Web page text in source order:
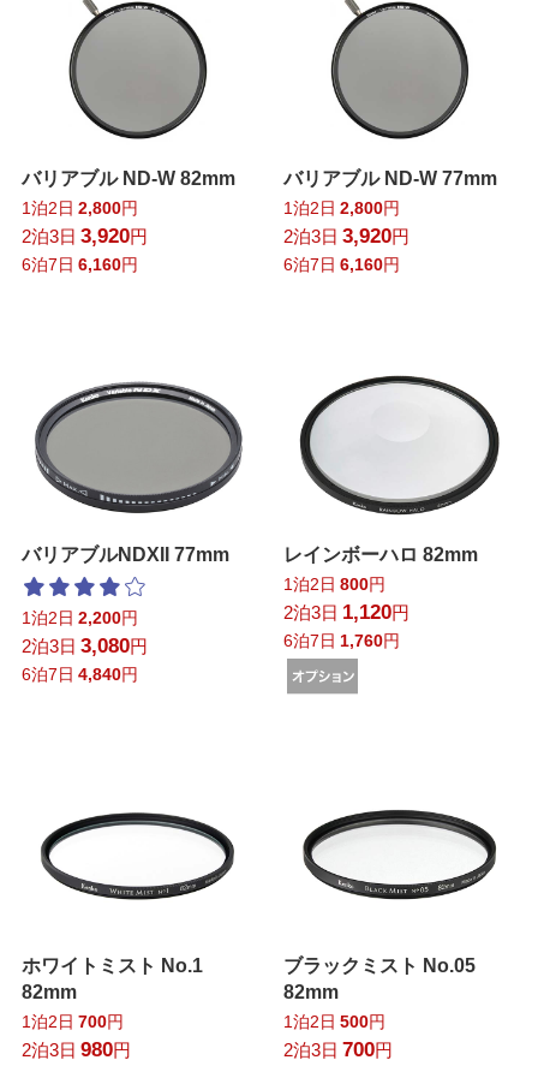
バリアブル ND-W 82mm
1泊2日 2,800円
2泊3日 3,920円
6泊7日 6,160円
バリアブル ND-W 77mm
1泊2日 2,800円
2泊3日 3,920円
6泊7日 6,160円
バリアブルNDXII 77mm
1泊2日 2,200円
2泊3日 3,080円
6泊7日 4,840円
レインボーハロ 82mm
1泊2日 800円
2泊3日 1,120円
6泊7日 1,760円
ホワイトミスト No.1
82mm
1泊2日 700円
2泊3日 980円
ブラックミスト No.05
82mm
1泊2日 500円
2泊3日 700円